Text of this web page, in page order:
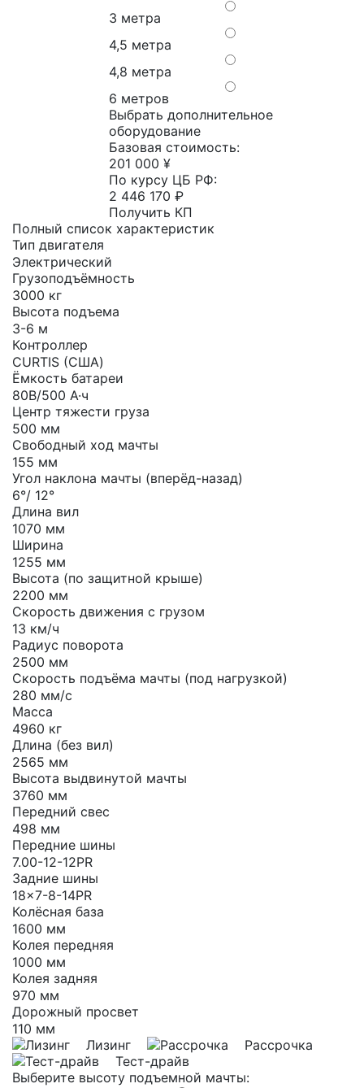
3 метра
4,5 метра
4,8 метра
6 метров
Выбрать дополнительное
оборудование
Базовая стоимость:
201 000 ¥
По курсу ЦБ РФ:
2 446 170 ₽
Получить КП
Полный список характеристик
Тип двигателя
Электрический
Грузоподъёмность
3000 кг
Высота подъема
3-6 м
Контроллер
CURTIS (США)
Ёмкость батареи
80В/500 А·ч
Центр тяжести груза
500 мм
Свободный ход мачты
155 мм
Угол наклона мачты (вперёд-назад)
6°/ 12°
Длина вил
1070 мм
Ширина
1255 мм
Высота (по защитной крыше)
2200 мм
Скорость движения с грузом
13 км/ч
Радиус поворота
2500 мм
Скорость подъёма мачты (под нагрузкой)
280 мм/с
Масса
4960 кг
Длина (без вил)
2565 мм
Высота выдвинутой мачты
3760 мм
Передний свес
498 мм
Передние шины
7.00-12-12PR
Задние шины
18×7-8-14PR
Колёсная база
1600 мм
Колея передняя
1000 мм
Колея задняя
970 мм
Дорожный просвет
110 мм
Лизинг
Рассрочка
Тест-драйв
Выберите высоту подъемной мачты: